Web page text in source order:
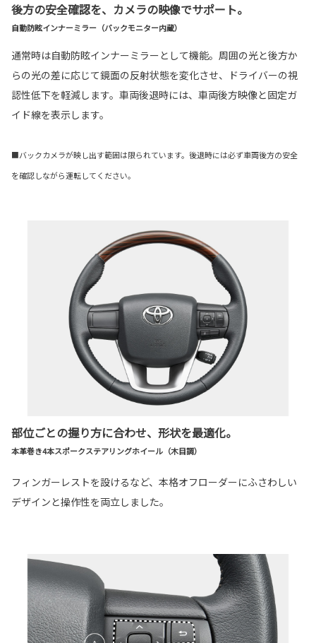
後方の安全確認を、カメラの映像でサポート。
自動防眩インナーミラー（バックモニター内蔵）
通常時は自動防眩インナーミラーとして機能。周囲の光と後方か
らの光の差に応じて鏡面の反射状態を変化させ、ドライバーの視
認性低下を軽減します。車両後退時には、車両後方映像と固定ガ
イド線を表示します。
■バックカメラが映し出す範囲は限られています。後退時には必ず車両後方の安全
を確認しながら運転してください。
部位ごとの握り方に合わせ、形状を最適化。
本革巻き4本スポークステアリングホイール（木目調）
フィンガーレストを設けるなど、本格オフローダーにふさわしい
デザインと操作性を両立しました。